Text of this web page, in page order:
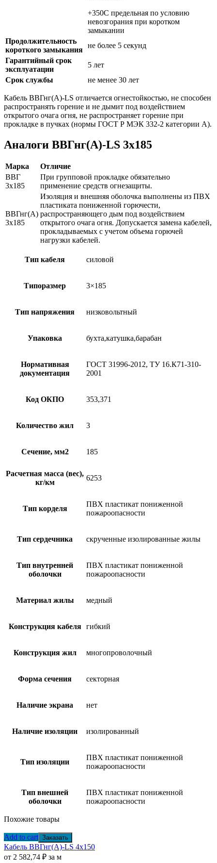
+350C предельная по условию
невозгорания при коротком
замыкании
Продолжительность
короткого замыкания
не более 5 секунд
Гарантийный срок
эксплуатации
5 лет
Срок службы
не менее 30 лет
Кабель ВВГнг(А)-LS отличается огнестойкостью, не способен
распространять горение и не дымит под воздействием
открытого очага огня, не распространяет горение при
прокладке в пучках (нормы ГОСТ Р МЭК 332-2 категории А).
Аналоги ВВГнг(А)-LS 3х185
Марка
Отличие
ВВГ
3х185
При групповой прокладке обязательно
применение средств огнезащиты.
ВВГнг(А)
3х185
Изоляция и внешняя оболочка выполнены из ПВХ
пластиката пониженной горючести,
распространяющего дым под воздействием
открытого очага огня. Допускается замена кабелей,
прокладываемых с учетом объема горючей
нагрузки кабелей.
Тип кабеля силовой
Типоразмер 3×185
Тип напряжения низковольтный
Упаковка бухта,катушка,барабан
Нормативная
документация
ГОСТ 31996-2012, ТУ 16.К71-310-
2001
Код ОКПО 353,371
Количество жил 3
Сечение, мм2 185
Расчетная масса (вес),
кг/км
6253
Тип корделя
ПВХ пластикат пониженной
пожароопасности
Тип сердечника скрученные изолированные жилы
Тип внутренней
оболочки
ПВХ пластикат пониженной
пожароопасности
Материал жилы медный
Конструкция кабеля гибкий
Конструкция жил многопроволочный
Форма сечения секторная
Наличие экрана нет
Наличие изоляции изолированный
Тип изоляции
ПВХ пластикат пониженной
пожароопасности
Тип внешней
оболочки
ПВХ пластикат пониженной
пожароопасности
Похожие товары
Add to cart Заказать
Кабель ВВГнг(А)-LS 4х150
от 2 582,74 ₽ за м